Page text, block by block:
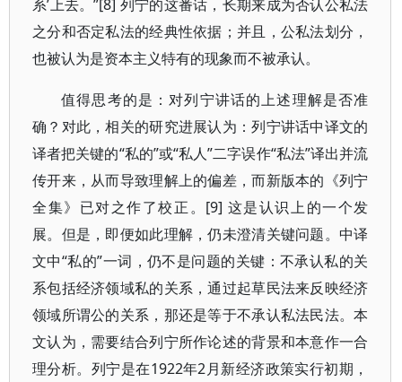
系’上去。”[8] 列宁的这番话，长期来成为否认公私法
之分和否定私法的经典性依据；并且，公私法划分，
也被认为是资本主义特有的现象而不被承认。
值得思考的是：对列宁讲话的上述理解是否准
确？对此，相关的研究进展认为：列宁讲话中译文的
译者把关键的“私的”或“私人”二字误作“私法”译出并流
传开来，从而导致理解上的偏差，而新版本的《列宁
全集》已对之作了校正。[9] 这是认识上的一个发
展。但是，即便如此理解，仍未澄清关键问题。中译
文中“私的”一词，仍不是问题的关键：不承认私的关
系包括经济领域私的关系，通过起草民法来反映经济
领域所谓公的关系，那还是等于不承认私法民法。本
文认为，需要结合列宁所作论述的背景和本意作一合
理分析。列宁是在1922年2月新经济政策实行初期，